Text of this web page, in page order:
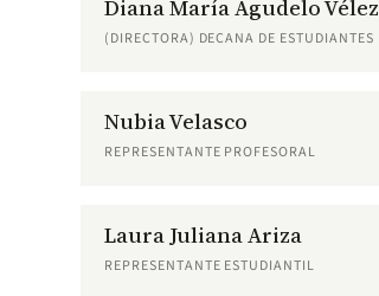
Diana María Agudelo Vélez
(DIRECTORA) DECANA DE ESTUDIANTES
Nubia Velasco
REPRESENTANTE PROFESORAL
Laura Juliana Ariza
REPRESENTANTE ESTUDIANTIL